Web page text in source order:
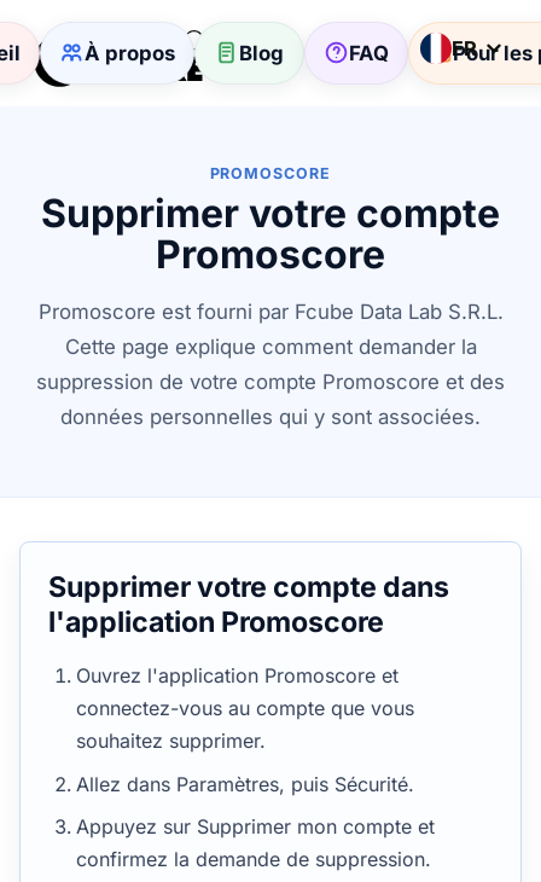
À propos Blog FAQ Pour les
FR
PROMOSCORE
Supprimer votre compte
Promoscore
Promoscore est fourni par Fcube Data Lab S.R.L.
Cette page explique comment demander la
suppression de votre compte Promoscore et des
données personnelles qui y sont associées.
Supprimer votre compte dans
l'application Promoscore
Ouvrez l'application Promoscore et
connectez-vous au compte que vous
souhaitez supprimer.
Allez dans Paramètres, puis Sécurité.
Appuyez sur Supprimer mon compte et
confirmez la demande de suppression.